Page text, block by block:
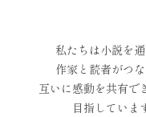
私たちは小説を通
作家と読者がつな
互いに感動を共有で
目指していま